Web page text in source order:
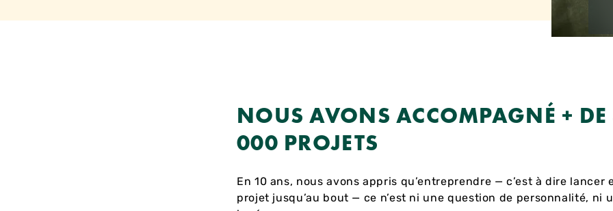
NOUS AVONS ACCOMPAGNÉ +
000 PROJETS
En 10 ans, nous avons appris qu’entreprendre — c’est à dire lancer
projet jusqu’au bout — ce n’est ni une question de personnalité, ni